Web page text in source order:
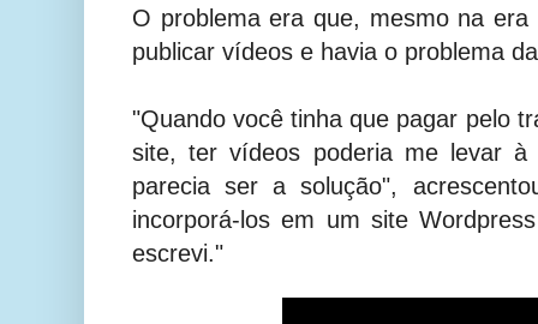
O problema era que, mesmo na
publicar vídeos e havia o problema
"Quando você tinha que pagar pelo
site, ter vídeos poderia me levar à
parecia ser a solução",
incorporá-los em um site
escrevi."